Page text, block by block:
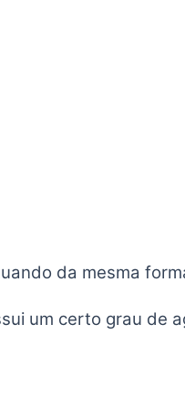
da mesma
um certo grau de